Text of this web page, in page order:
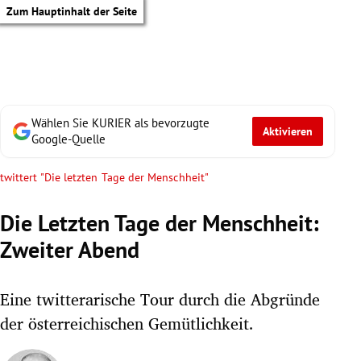
Zum Hauptinhalt der Seite
Wählen Sie KURIER als bevorzugte
Google-Quelle
Aktivieren
twittert "Die letzten Tage der Menschheit"
Die Letzten Tage der Menschheit:
Zweiter Abend
Eine twitterarische Tour durch die Abgründe
der österreichischen Gemütlichkeit.